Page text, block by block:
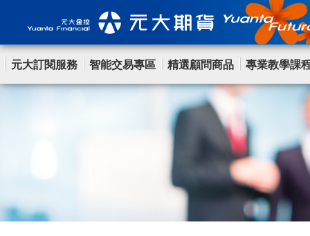
元大訂閱服務 智能交易專區 精選顧問商品 專業教學課